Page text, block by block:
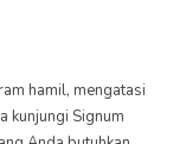
Mayjen Prof. Dr.